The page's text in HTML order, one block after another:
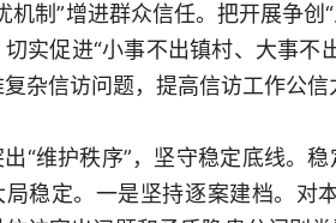
机制”增进群众信任。把开展争
切实促进“小事不出镇村、大事
杂信访问题，提高信访工作公
出“维护秩序”，坚守稳定底线。
局稳定。一是坚持逐案建档。对